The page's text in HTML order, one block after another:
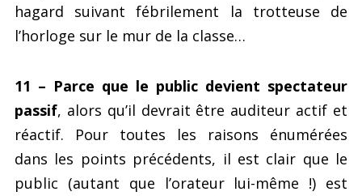
hagard suivant fébrilement la trotteuse de
l’horloge sur le mur de la classe…
11 – Parce que le public devient spectateur
passif, alors qu’il devrait être auditeur actif et
réactif. Pour toutes les raisons énumérées
dans les points précédents, il est clair que le
public (autant que l’orateur lui-même !) est